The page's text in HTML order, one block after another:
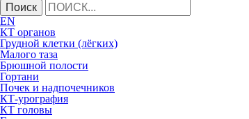
Поиск
EN
КТ органов
Грудной клетки (лёгких)
Малого таза
Брюшной полости
Гортани
Почек и надпочечников
КТ-урография
КТ головы